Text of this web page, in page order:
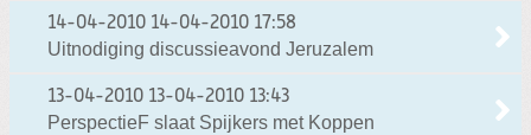
14-04-2010 14-04-2010 17:58
Uitnodiging discussieavond Jeruzalem
13-04-2010 13-04-2010 13:43
PerspectieF slaat Spijkers met Koppen